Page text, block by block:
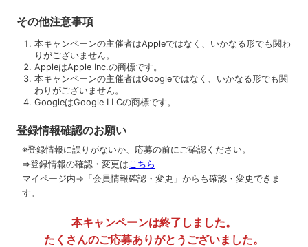
その他注意事項
本キャンペーンの主催者はAppleではなく、いかなる形でも関わ
りがございません。
AppleはApple Inc.の商標です。
本キャンペーンの主催者はGoogleではなく、いかなる形でも関
わりがございません。
GoogleはGoogle LLCの商標です。
登録情報確認のお願い
※登録情報に誤りがないか、応募の前にご確認ください。
⇒登録情報の確認・変更は こちら
マイページ内⇒「会員情報確認・変更」からも確認・変更できま
す。
本キャンペーンは終了しました。
たくさんのご応募ありがとうございました。